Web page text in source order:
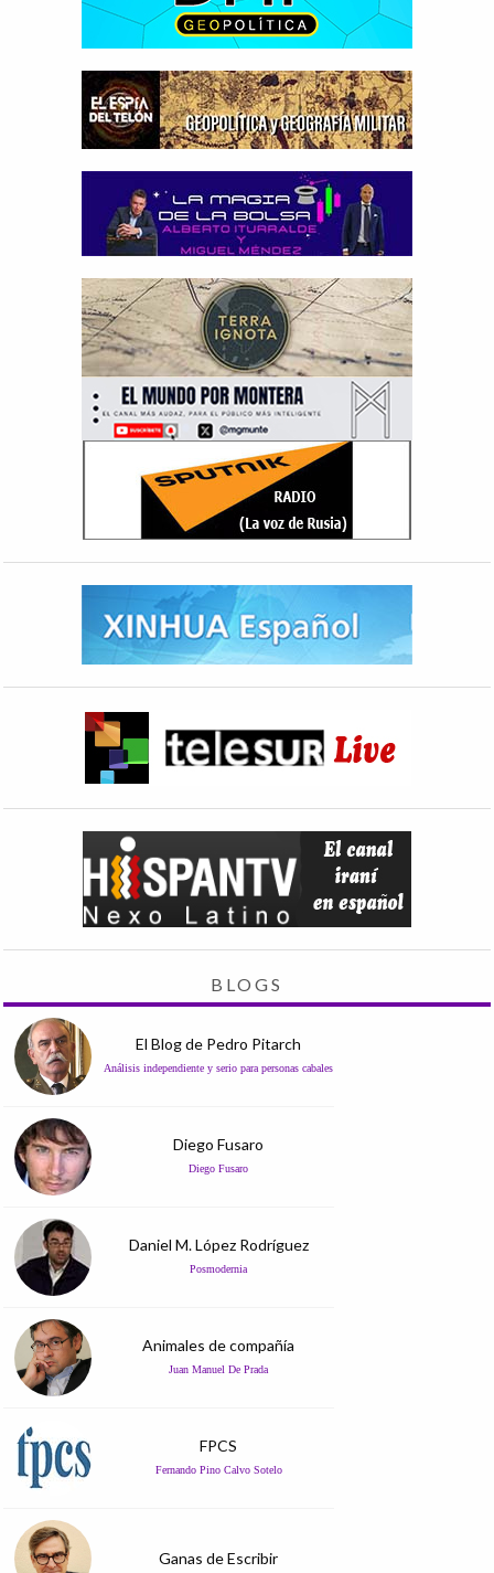
BLOGS
El Blog de Pedro Pitarch
Análisis independiente y serio para personas cabales
Diego Fusaro
Diego Fusaro
Daniel M. López Rodríguez
Posmodernia
Animales de compañía
Juan Manuel De Prada
FPCS
Fernando Pino Calvo Sotelo
Ganas de Escribir